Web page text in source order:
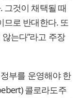
그것이 채택될 때
므로 반대한다. 또
는다”라고 주장
부를 운영해야 한
콜로라도주